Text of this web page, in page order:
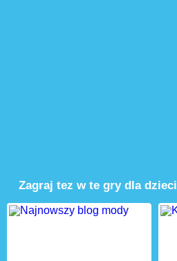
Zagraj tez w te gry dla dzieci